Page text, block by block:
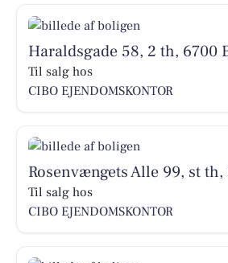
Haraldsgade 58, 2 th, 6700
Til salg hos
CIBO EJENDOMSKONTOR
Rosenvængets Alle 99, st
Til salg hos
CIBO EJENDOMSKONTOR